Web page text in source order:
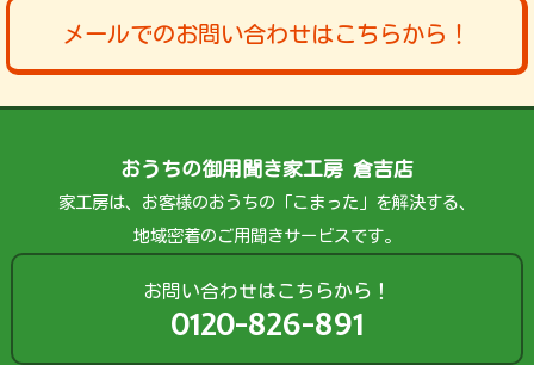
メールでのお問い合わせはこちらから！
おうちの御用聞き家工房 倉吉店
家工房は、お客様のおうちの「こまった」を解決する、
地域密着のご用聞きサービスです。
お問い合わせはこちらから！
0120-826-891